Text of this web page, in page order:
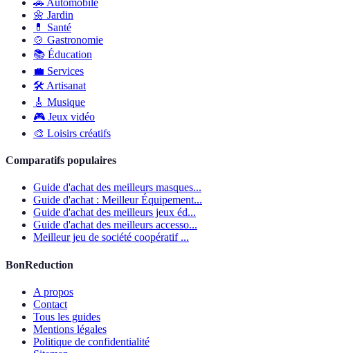
🌼 Jardin
💊
Santé
🍲 Gastronomie
📚 Éducation
💼 Services
🛠 Artisanat
🎸 Musique
🎮 Jeux vidéo
🎨 Loisirs créatifs
Comparatifs populaires
Guide d'achat des meilleurs masques...
Guide d'achat : Meilleur Équipement...
Guide d'achat des meilleurs jeux éd...
Guide d'achat des meilleurs accesso...
Meilleur jeu de société coopératif ...
BonReduction
A propos
Contact
Tous les guides
Mentions légales
Politique de confidentialité